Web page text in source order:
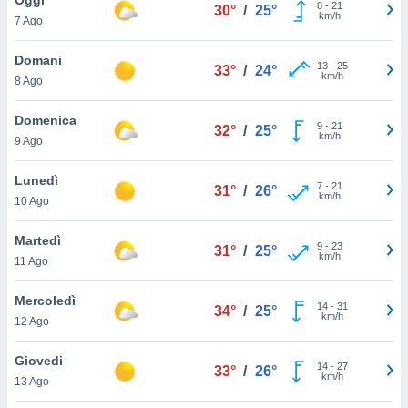
è
al sito
di
ci
di
il
un
la
nella
7 Ago
30° / 25° 8- 21
km/h
Domani
8 Ago
33° / 24° 13- 25
km/h
Domenica
9 Ago
32° / 25° 9- 21
km/h
Lunedì
10 Ago
31° / 26° 7- 21
km/h
Martedì
11 Ago
31° / 25° 9- 23
km/h
Mercoledì
12 Ago
34° / 25° 14- 31
km/h
Giovedi
13 Ago
33° / 26° 14- 27
km/h